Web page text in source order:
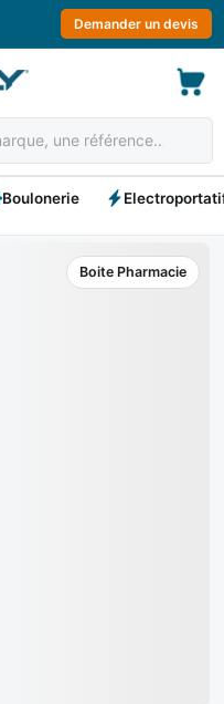
Demander un devis
Boulonerie
Boite Pharmacie